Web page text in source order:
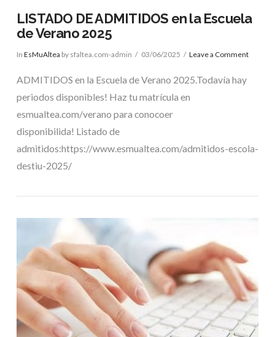
VIEW POST
LISTADO DE ADMITIDOS en la Escuela
de Verano 2025
In EsMuAltea by sfaltea.com-admin 03/06/2025 Leave a Comment
ADMITIDOS en la Escuela de Verano 2025.Todavía hay
periodos disponibles! Haz tu matrícula en
esmualtea.com/verano para conocoer
disponibilida! Listado de
admitidos:https://www.esmualtea.com/admitidos-escola-
destiu-2025/